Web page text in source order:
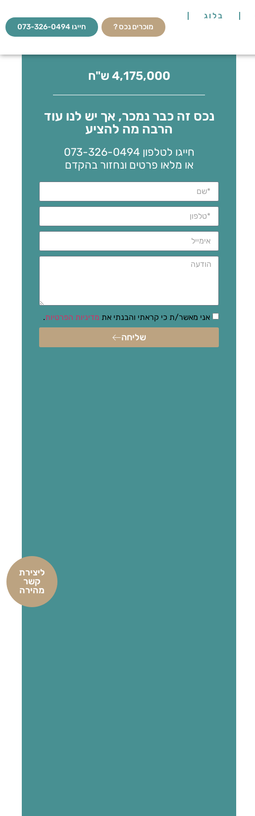
בלוג
מוכרים נכס ? חייגו 073-326-0494
ליצירת
קשר
מהירה
4,175,000 ש"ח
נכס זה כבר נמכר, אך יש לנו עוד
הרבה מה להציע
חייגו לטלפון 073-326-0494
או מלאו פרטים ונחזור בהקדם
אני מאשר/ת כי קראתי והבנתי את מדיניות הפרטיות.
שליחה